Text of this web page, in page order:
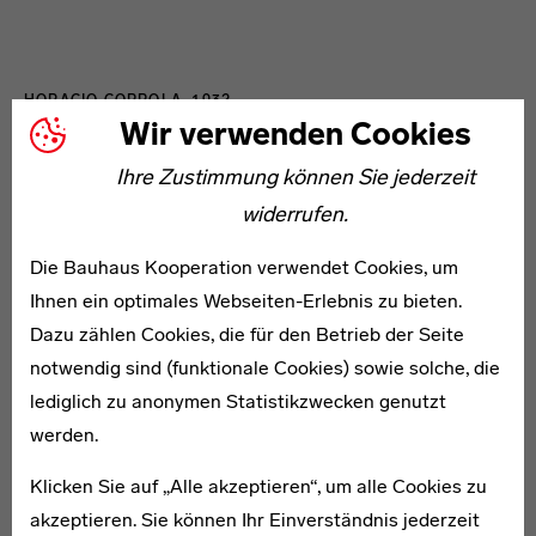
Wir verwenden Cookies
Ihre Zustimmung können Sie jederzeit
widerrufen.
Die Bauhaus Kooperation verwendet Cookies, um
Ihnen ein optimales Webseiten-Erlebnis zu bieten.
Dazu zählen Cookies, die für den Betrieb der Seite
notwendig sind (funktionale Cookies) sowie solche, die
lediglich zu anonymen Statistikzwecken genutzt
werden.
Klicken Sie auf „Alle akzeptieren“, um alle Cookies zu
akzeptieren. Sie können Ihr Einverständnis jederzeit
HORACIO COPPOLA, 1932
Winter Hilfe
Horacio Coppolas Fotografien sind direkte Resultate
aus dem Unterricht Peterhans: Stillleben, die
unterschiedliche Textilien und Texturen analysieren, sie
in unverhoffte Verbindung bringen, ergänzt durch
ironische Titel. So die Fotografie „Winter Hilfe“
von 1932, in der Coppola die in der kalten Jahreszeit
essentiellen Kleidungsstücke so anordnet, dass sie ein
Portrait ergeben.